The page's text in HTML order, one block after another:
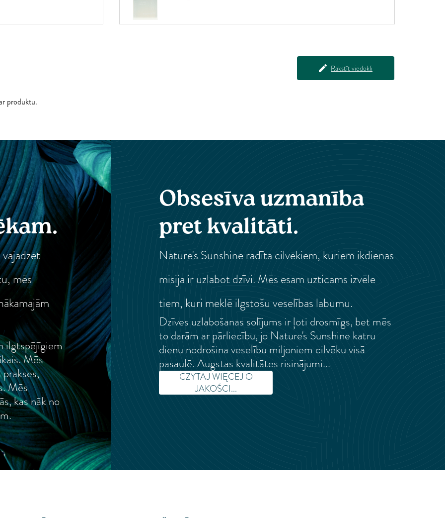
Rakstīt viedokli
produktu.
mēs
ilgtspējīgiem
Mēs
Mēs
kas nāk no
Obsesīva uzmanība
pret kvalitāti.
Nature's Sunshine radīta cilvēkiem, kuriem ikdienas
misija ir uzlabot dzīvi. Mēs esam uzticams izvēle
tiem, kuri meklē ilgstošu veselības labumu.
Dzīves uzlabošanas solījums ir ļoti drosmīgs, bet mēs
to darām ar pārliecību, jo Nature's Sunshine katru
dienu nodrošina veselību miljoniem cilvēku visā
pasaulē. Augstas kvalitātes risinājumi...
CZYTAJ WIĘCEJ O
JAKOŚCI...